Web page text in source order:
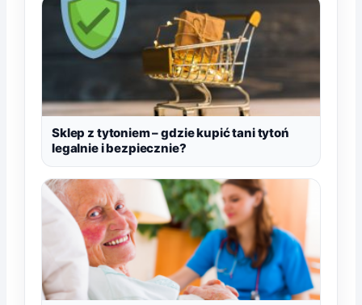
Sklep z tytoniem – gdzie kupić tani tytoń
legalnie i bezpiecznie?